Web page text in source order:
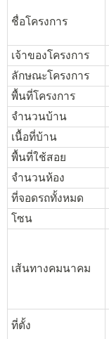
ชื่อโครงการ
เจ้าของโครงการ
ลักษณะโครงการ
พื้นที่โครงการ
จำนวนบ้าน
เนื้อที่บ้าน
พื้นที่ใช้สอย
จำนวนห้อง
ที่จอดรถทั้งหมด
โซน
เส้นทางคมนาคม
ที่ตั้ง